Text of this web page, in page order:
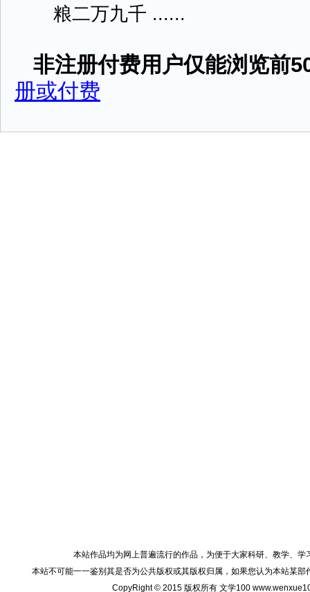
粮二万九千 ......
非注册付费用户仅能浏览前
册或付费
本站作品均为网上普遍流行的作品，为便于大家科研、教学、
本站不可能一一鉴别其是否为公共版权或其版权归属，如果您认为本站某
CopyRight © 2015 版权所有 文学100